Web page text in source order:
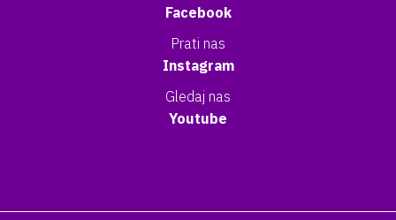
Facebook
Prati nas
Instagram
Gledaj nas
Youtube